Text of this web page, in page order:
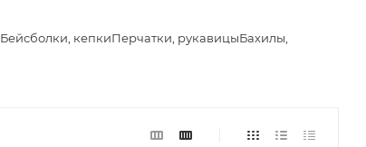
Бейсболки, кепкиПерчатки, рукавицыБахилы,